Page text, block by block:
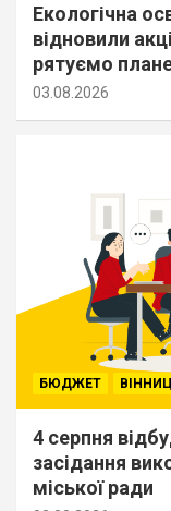
Екологічна
відновили
рятуємо
03.08.2026
БЮДЖЕТ
4 серпня
засідання
міської ради